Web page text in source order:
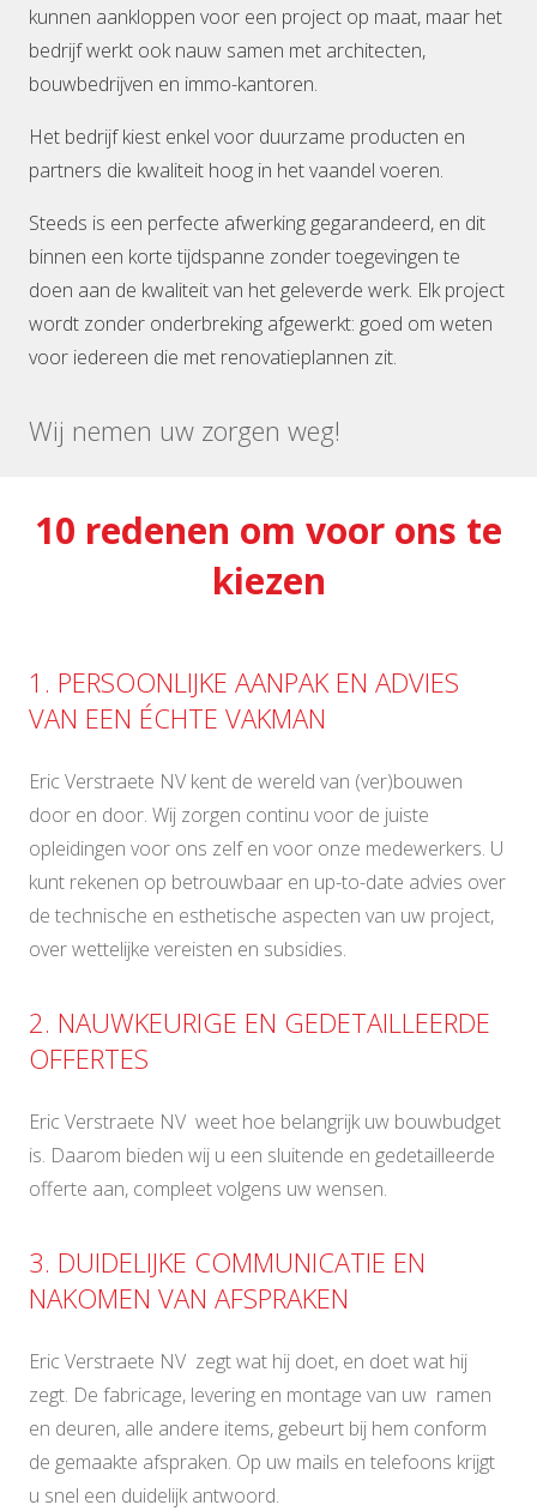
kunnen aankloppen voor een project op maat, maar het
bedrijf werkt ook nauw samen met architecten,
bouwbedrijven en immo-kantoren.
Het bedrijf kiest enkel voor duurzame producten en
partners die kwaliteit hoog in het vaandel voeren.
Steeds is een perfecte afwerking gegarandeerd, en dit
binnen een korte tijdspanne zonder toegevingen te
doen aan de kwaliteit van het geleverde werk. Elk project
wordt zonder onderbreking afgewerkt: goed om weten
voor iedereen die met renovatieplannen zit.
Wij nemen uw zorgen weg!
10 redenen om voor ons te
kiezen
1. PERSOONLIJKE AANPAK EN ADVIES
VAN EEN ÉCHTE VAKMAN
Eric Verstraete NV kent de wereld van (ver)bouwen
door en door. Wij zorgen continu voor de juiste
opleidingen voor ons zelf en voor onze medewerkers. U
kunt rekenen op betrouwbaar en up-to-date advies over
de technische en esthetische aspecten van uw project,
over wettelijke vereisten en subsidies.
2. NAUWKEURIGE EN GEDETAILLEERDE
OFFERTES
Eric Verstraete NV weet hoe belangrijk uw bouwbudget
is. Daarom bieden wij u een sluitende en gedetailleerde
offerte aan, compleet volgens uw wensen.
3. DUIDELIJKE COMMUNICATIE EN
NAKOMEN VAN AFSPRAKEN
Eric Verstraete NV zegt wat hij doet, en doet wat hij
zegt. De fabricage, levering en montage van uw ramen
en deuren, alle andere items, gebeurt bij hem conform
de gemaakte afspraken. Op uw mails en telefoons krijgt
u snel een duidelijk antwoord.